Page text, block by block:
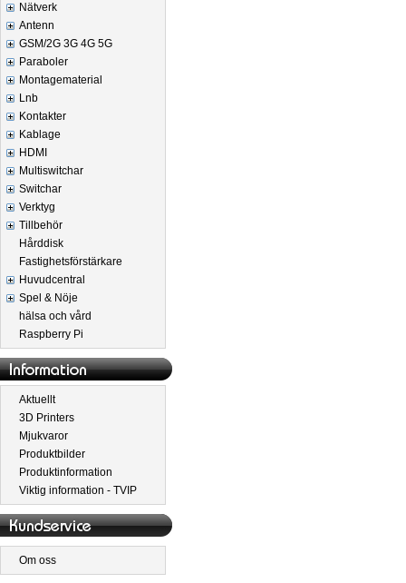
Nätverk
Antenn
GSM/2G 3G 4G 5G
Paraboler
Montagematerial
Lnb
Kontakter
Kablage
HDMI
Multiswitchar
Switchar
Verktyg
Tillbehör
Hårddisk
Fastighetsförstärkare
Huvudcentral
Spel & Nöje
hälsa och vård
Raspberry Pi
Aktuellt
3D Printers
Mjukvaror
Produktbilder
Produktinformation
Viktig information - TVIP
Om oss